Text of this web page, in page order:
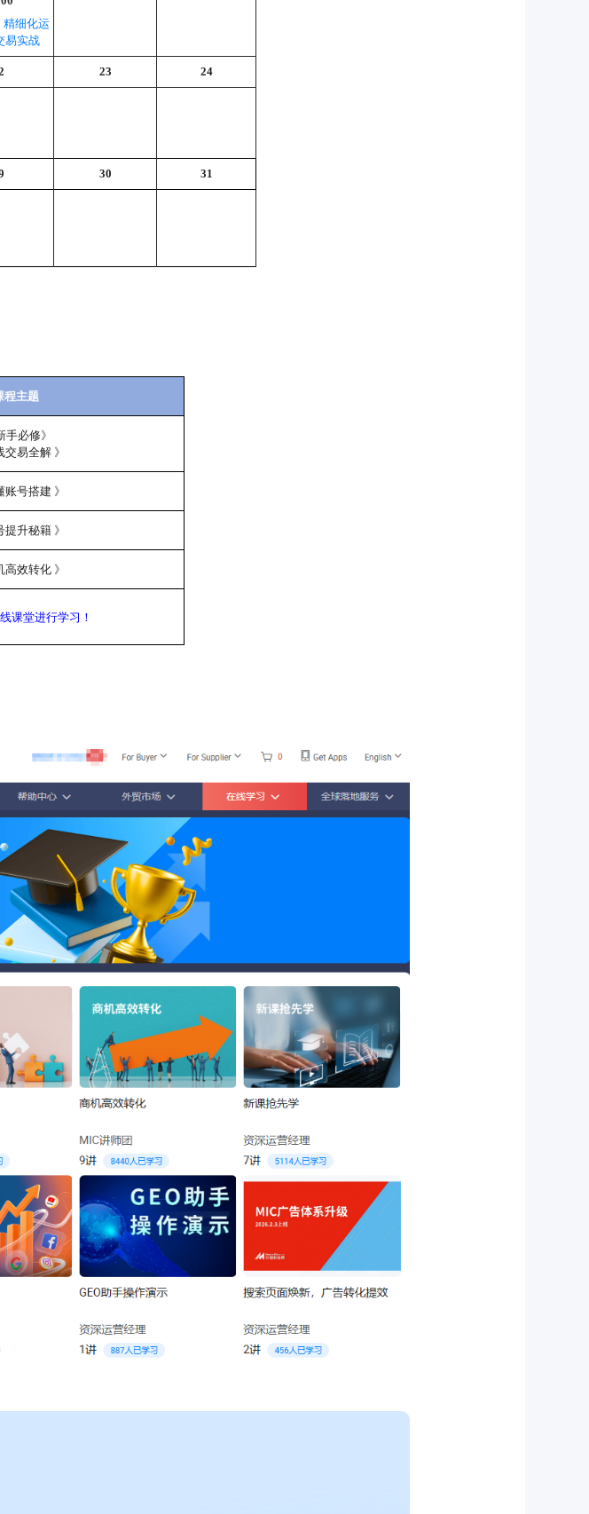
精细化运
易实战
23 24
30 31
程主题
手必修》
交易全解 》
账号搭建 》
提升秘籍 》
高效转化 》
课堂进行学习！